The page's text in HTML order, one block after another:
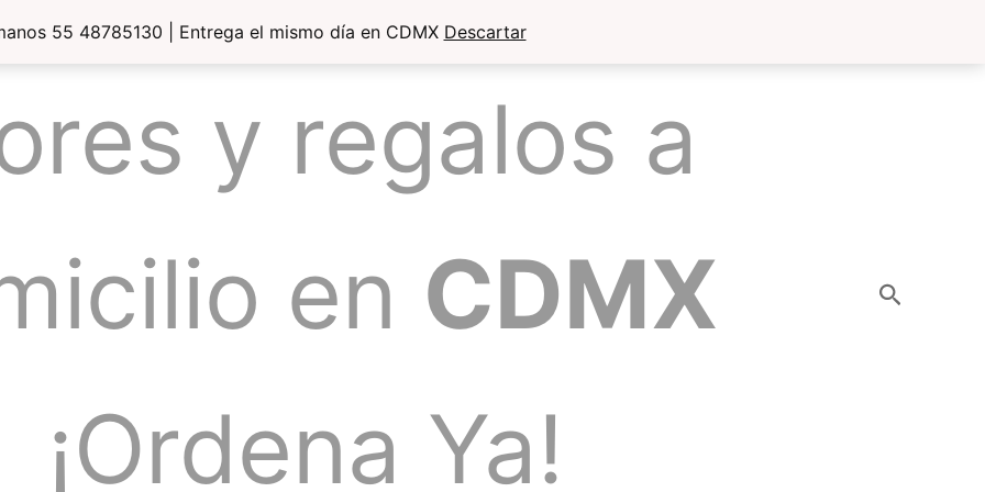
55 48785130 | Entrega el mismo día en CDMX Descartar
y regalos a
en CDMX
¡Ordena Ya!
Buscar